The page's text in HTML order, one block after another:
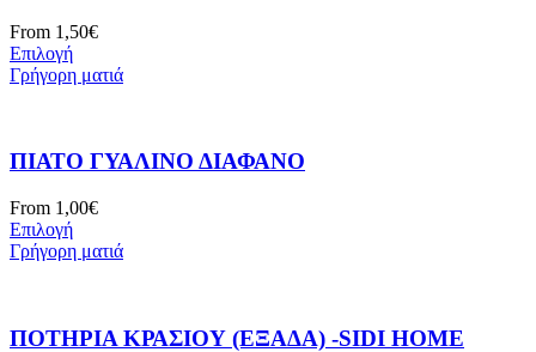
From 1,50€
Επιλογή
Γρήγορη ματιά
ΠΙΆΤΟ ΓΥΆΛΙΝΟ ΔΙΆΦΑΝΟ
From 1,00€
Επιλογή
Γρήγορη ματιά
ΠΟΤΉΡΙΑ ΚΡΑΣΙΟΎ (ΕΞΆΔΑ) -SIDI HOME